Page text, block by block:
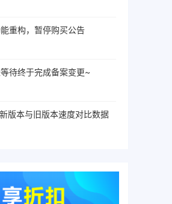
重构，暂停购买公告
待终于完成备案变更~
版本与旧版本速度对比数据